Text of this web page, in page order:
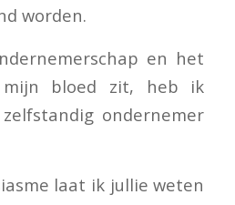
worden.
en het
mijn bloed zit, heb ik
ondernemer
laat ik jullie weten